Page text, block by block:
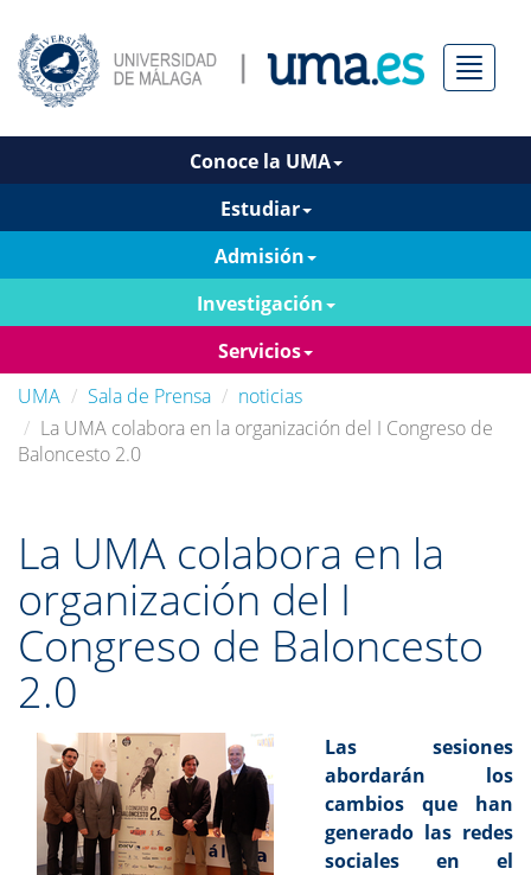
Menú
Conoce la UMA
Estudiar
Admisión
Investigación
Servicios
UMA
Sala de Prensa
noticias
La UMA colabora en la organización del I Congreso de
Baloncesto 2.0
La UMA colabora en la
organización del I
Congreso de Baloncesto
2.0
Las sesiones
abordarán los
cambios que han
generado las redes
sociales en el